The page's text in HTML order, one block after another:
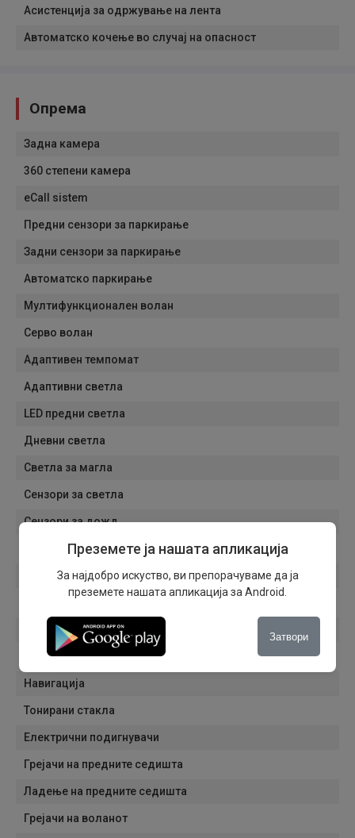
Асистенција за одржување на лента
Автоматско кочење во случај на опасност
Опрема
Задна камера
360 степени камера
eCall sistem
Предни сензори за паркирање
Задни сензори за паркирање
Автоматско паркирање
Мултифункционален волан
Серво волан
Адаптивен темпомат
Адаптивни светла
LED предни светла
Дневни светла
Светла за магла
Сензори за светла
Сензори за дожд
Патнички компјутер
Кровни носачи
Електрични ретровизори
Автоматско затемнување на внатрешниот ретровизор
Алуминиумски фелни
Навигација
Тонирани стакла
Електрични подигнувачи
Грејачи на предните седишта
Ладење на предните седишта
Грејачи на воланот
Преземете ја нашата апликација
За најдобро искуство, ви препорачуваме да ја
преземете нашата апликација за Android.
Затвори